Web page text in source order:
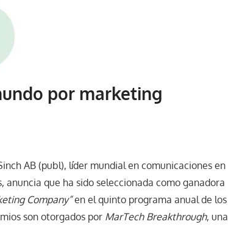
por marketing
AB (publ), líder mundial en comunicaciones en
que ha sido seleccionada como ganadora
Company”en el quinto programa anual de los
son otorgados por MarTech Breakthrough, una